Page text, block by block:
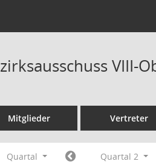
VIII-
Mitglieder Vertreter
Quartal Quartal 2